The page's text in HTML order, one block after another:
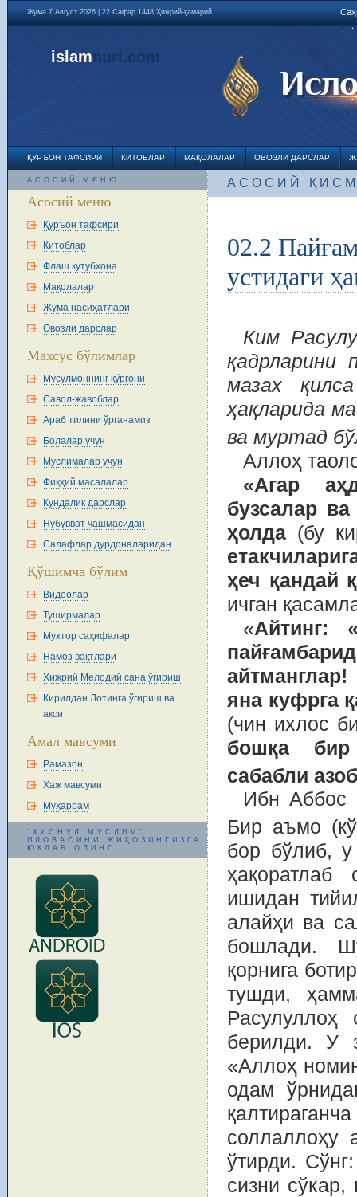
Жума 7 Август 2026 | 22 Сафар 1448 Ҳижрий-қамарий
islamnuri.com
ҚУРЪОН ТАФСИРИ КИТОБЛАР МАҚОЛАЛАР ОВОЗЛИ ДАРСЛАР
АСОСИЙ МЕНЮ
Асосий меню
Қуръон тафсири
Китоблар
Флаш кутубхона
Мақолалар
Жума насиҳатлари
Овозли дарслар
Махсус бўлимлар
Мусулмоннинг қўрғони
Савол-жавоблар
Араб тилини ўрганамиз
Болалар учун
Муслималар учун
Фиқҳий масалалар
Кундалик дарслар
Нубувват чашмасидан
Салафлар дурдоналаридан
Қўшимча бўлим
Видеолар
Туширмалар
Мухтор саҳифалар
Намоз вақтлари
Ҳижрий Мелодий сана ўгириш
Кирилдан Лотинга ўгириш ва
акси
Амал мавсуми
Рамазон
Ҳаж мавсуми
Муҳаррам
"ҲИСНУЛ МУСЛИМ"
ИЛОВАСИНИ ЖИҲОЗИНГИЗГА
ЮКЛАБ ОЛИНГ
АСОСИЙ
02.2
устидаги
Ким
мазах
ҳақларида
ва муртад
Аллоҳ
«Агар
бузсалар
ҳолда (бу
ҳеч қандай
ичган
«Айтинг:
яна куфрга
(чин ихлос
бошқа бир
сабабли
Ибн Аббос
Бир аъмо
бор бўлиб,
ишидан
алайҳи ва
бошлади.
қорнига
тушди,
Расулуллоҳ
берилди. У
«Аллоҳ
одам
соллаллоҳу
ўтирди.
сизни сўкар,